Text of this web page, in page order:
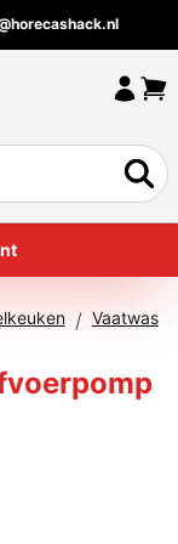
/